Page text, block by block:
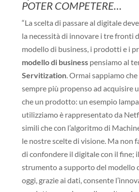
POTER COMPETERE…
“La scelta di passare al digitale
la necessità di innovare i tre fronti
modello di business, i prodotti e i
modello di businesspensiamo al
Servitization. Ormai sappiamo
sempre più propenso ad acquisire
che un prodotto: un esempio
utilizziamo è rappresentato da
simili che con l’algoritmo di
le nostre scelte di visione. Ma non
di confondere il digitale con il fine;
strumento a supporto del modello
oggi, grazie ai dati, consente